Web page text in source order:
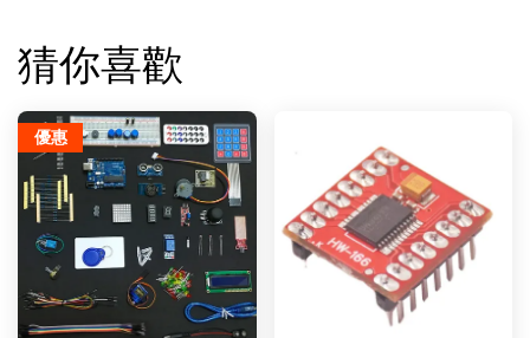
猜你喜歡
優惠